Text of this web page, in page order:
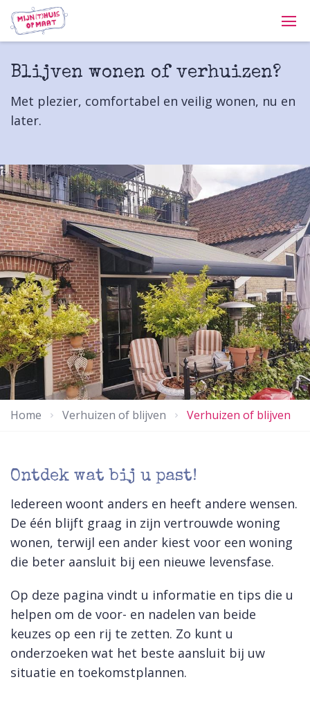
Blijven wonen of verhuizen?
Met plezier, comfortabel en veilig wonen, nu en
later.
Home Verhuizen of blijven Verhuizen of blijven
Ontdek wat bij u past!
Iedereen woont anders en heeft andere wensen.
De één blijft graag in zijn vertrouwde woning
wonen, terwijl een ander kiest voor een woning
die beter aansluit bij een nieuwe levensfase.
Op deze pagina vindt u informatie en tips die u
helpen om de voor- en nadelen van beide
keuzes op een rij te zetten. Zo kunt u
onderzoeken wat het beste aansluit bij uw
situatie en toekomstplannen.